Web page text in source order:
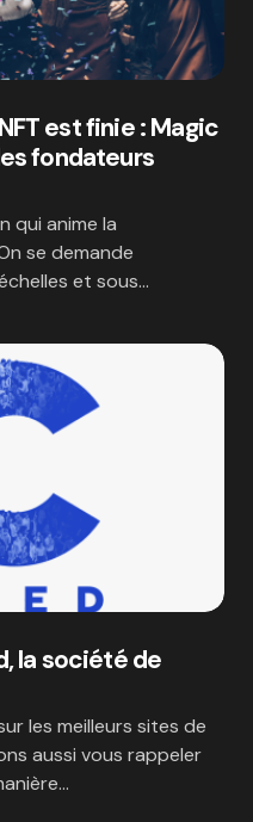
est finie : Magic
fondateurs
qui anime la
se demande
et sous…
la société de
les meilleurs sites de
aussi vous rappeler